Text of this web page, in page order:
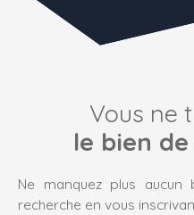
Vous ne
le bien
Ne manquez plus
recherche en vous